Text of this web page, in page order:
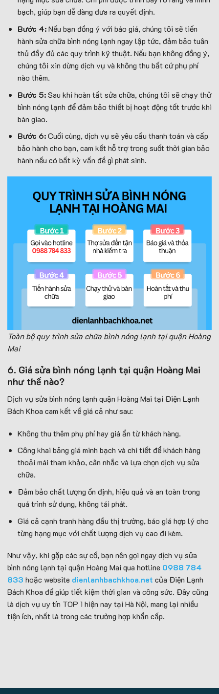
bạch, giúp bạn dễ dàng đưa ra quyết định.
Bước 4:Nếu bạn đồng ý với báo giá, chúng tôi sẽ tiến
hành sửa chữa bình nóng lạnh ngay lập tức, đảm bảo tuân
thủ đầy đủ các quy trình kỹ thuật. Nếu bạn không đồng ý,
chúng tôi xin dừng dịch vụ và không thu bất cứ phụ phí
nào thêm.
Bước 5:Sau khi hoàn tất sửa chữa, chúng tôi sẽ chạy thử
bình nóng lạnh để đảm bảo thiết bị hoạt động tốt trước khi
bàn giao.
Bước 6:Cuối cùng, dịch vụ sẽ yêu cầu thanh toán và cấp
bảo hành cho bạn, cam kết hỗ trợ trong suốt thời gian bảo
hành nếu có bất kỳ vấn đề gì phát sinh.
Toàn bộ quy trình sửa chữa bình nóng lạnh tại quận Hoàng
Mai
6. Giá sửa bình nóng lạnh tại quận Hoàng Mai
như thế nào?
Dịch vụ sửa bình nóng lạnh quận Hoàng Mai tại Điện Lạnh
Bách Khoa cam kết về giá cả như sau:
Không thu thêm phụ phí hay giá ẩn từ khách hàng.
Công khai bảng giá minh bạch và chi tiết để khách hàng
thoải mái tham khảo, cân nhắc và lựa chọn dịch vụ sửa
chữa.
Đảm bảo chất lượng ổn định, hiệu quả và an toàn trong
quá trình sử dụng, không tái phát.
Giá cả cạnh tranh hàng đầu thị trường, báo giá hợp lý cho
từng hạng mục với chất lượng dịch vụ cao đi kèm.
Như vậy, khi gặp các sự cố, bạn nên gọi ngay dịch vụ sửa
bình nóng lạnh tại quận Hoàng Mai qua hotline 0988 784
833 hoặc website dienlanhbachkhoa.net của Điện Lạnh
Bách Khoa để giúp tiết kiệm thời gian và công sức. Đây cũng
là dịch vụ uy tín TOP 1 hiện nay tại Hà Nội, mang lại nhiều
tiện ích, nhất là trong các trường hợp khẩn cấp.